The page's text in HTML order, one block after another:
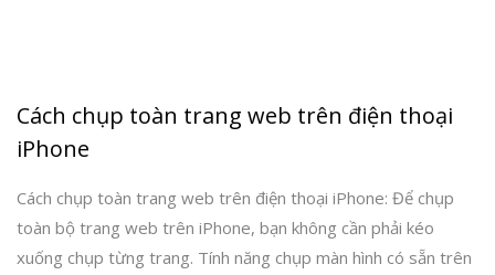
Cách chụp toàn trang web trên điện thoại
iPhone
Cách chụp toàn trang web trên điện thoại iPhone: Để chụp
toàn bộ trang web trên iPhone, bạn không cần phải kéo
xuống chụp từng trang. Tính năng chụp màn hình có sẵn trên